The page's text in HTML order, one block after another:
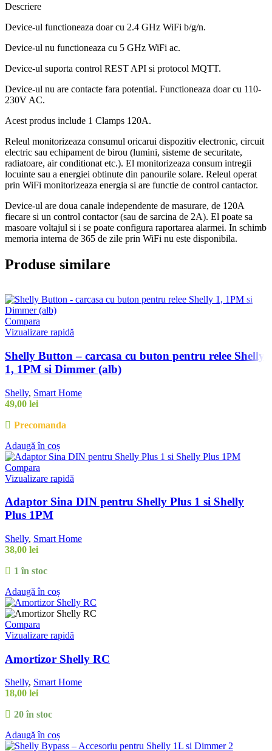
Descriere
Device-ul functioneaza doar cu 2.4 GHz WiFi b/g/n.
Device-ul nu functioneaza cu 5 GHz WiFi ac.
Device-ul suporta control REST API si protocol MQTT.
Device-ul nu are contacte fara potential. Functioneaza doar cu 110-
230V AC.
Acest produs include 1 Clamps 120A.
Releul monitorizeaza consumul oricarui dispozitiv electronic, circuit
electric sau echipament de birou (lumini, sisteme de securitate,
radiatoare, air conditionat etc.). El monitorizeaza consum intregii
locuinte sau a energiei obtinute din panourile solare. Releul operat
prin WiFi monitorizeaza energia si are functie de control cantactor.
Device-ul are doua canale independente de masurare, de 120A
fiecare si un control contactor (sau de sarcina de 2A). El poate sa
masoare voltajul si i se poate configura raportarea alarmei. In schimb
memoria interna de 365 de zile prin WiFi nu este disponibila.
Produse similare
Compara
Vizualizare rapidă
Shelly Button – carcasa cu buton pentru relee Shelly
1, 1PM si Dimmer (alb)
Shelly, Smart Home
49,00 lei
Precomanda
Adaugă în coș
Compara
Vizualizare rapidă
Adaptor Sina DIN pentru Shelly Plus 1 si Shelly
Plus 1PM
Shelly, Smart Home
38,00 lei
1 în stoc
Adaugă în coș
Compara
Vizualizare rapidă
Amortizor Shelly RC
Shelly, Smart Home
18,00 lei
20 în stoc
Adaugă în coș